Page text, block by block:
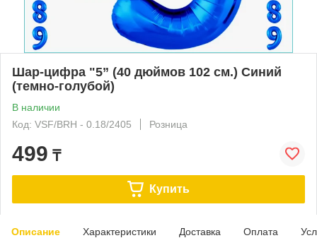
Шар-цифра "5” (40 дюймов 102 см.) Синий
(темно-голубой)
В наличии
Код: VSF/BRH - 0.18/2405
Розница
499 ₸
Купить
Описание Характеристики Доставка Оплата